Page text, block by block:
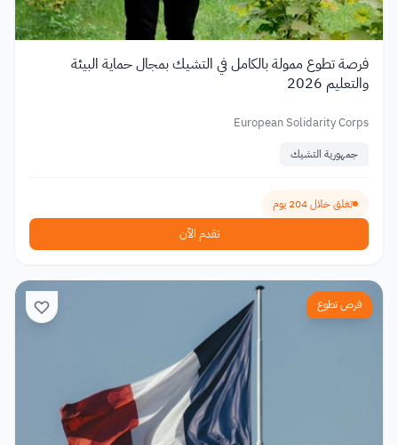
فرصة تطوع ممولة بالكامل في التشيك بمجال حماية البيئة
والتعليم 2026
European Solidarity Corps
جمهورية التشيك
تغلق خلال 204 يوم
تقدم الآن
فرص تطوع